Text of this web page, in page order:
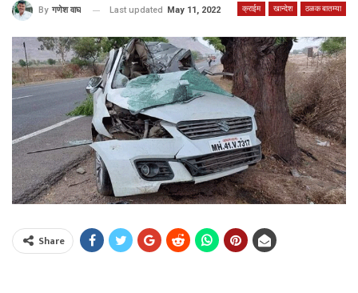
क्राईम खान्देश ठळक बातम्या
By गणेश वाघ Last updated May 11, 2022
Share